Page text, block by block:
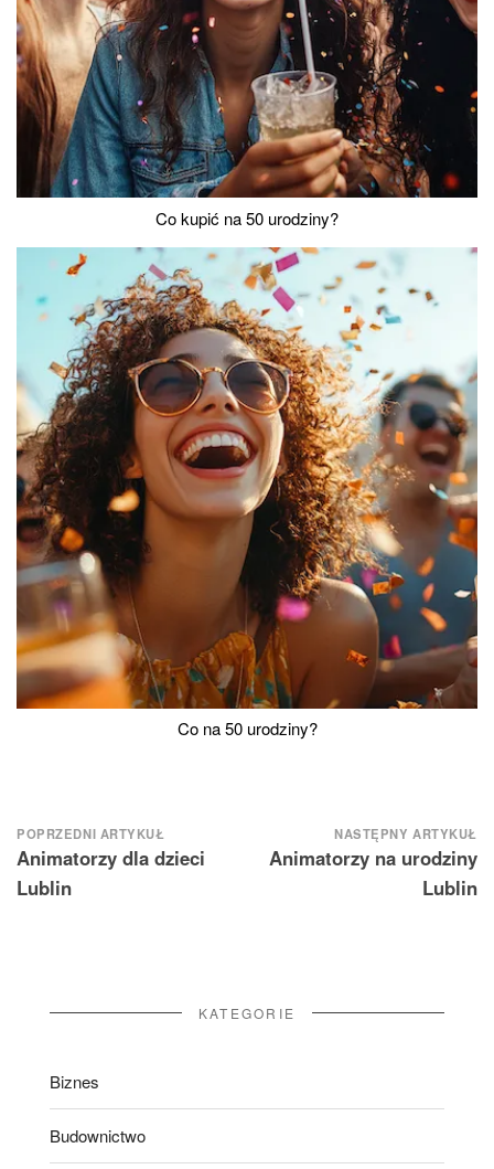
Co kupić na 50 urodziny?
Co na 50 urodziny?
Nawigacja
wpisu
POPRZEDNI ARTYKUŁ
Animatorzy dla dzieci
Lublin
NASTĘPNY ARTYKUŁ
Animatorzy na urodziny
Lublin
KATEGORIE
Biznes
Budownictwo